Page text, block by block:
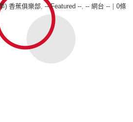
) 香蕉俱樂部, -- Featured --, -- 網台 --
0條